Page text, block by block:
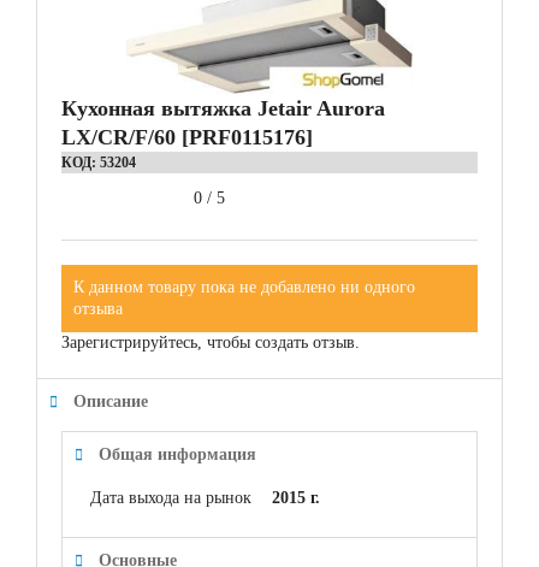
Кухонная вытяжка Jetair Aurora
LX/CR/F/60 [PRF0115176]
КОД: 53204
0 / 5
К данном товару пока не добавлено ни одного
отзыва
Зарегистрируйтесь, чтобы создать отзыв.
Описание
Общая информация
Дата выхода на рынок 2015 г.
Основные